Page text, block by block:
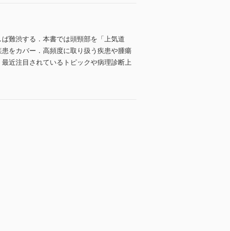
難渋する．本書では頭頸部を「上気道
をカバー．高頻度に取り扱う疾患や腫瘍
近注目されているトピックや病理診断上